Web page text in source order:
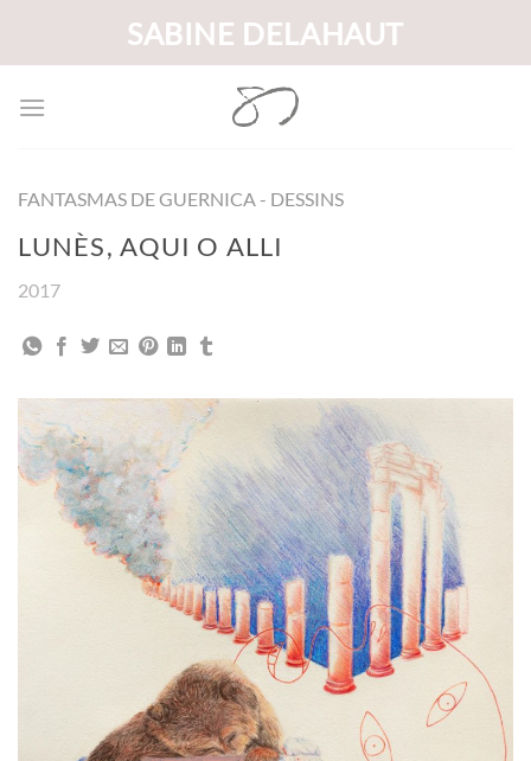
contenu
SABINE DELAHAUT
FANTASMAS DE GUERNICA - DESSINS
LUNÈS, AQUI O ALLI
2017